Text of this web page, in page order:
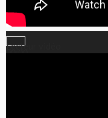
00:00
Lecteur vidéo